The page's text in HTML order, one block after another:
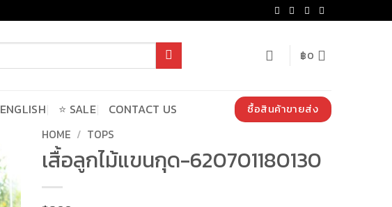
฿0
ENGLISH ⭐ SALE CONTACT US ซื้อสินค้าขายส่ง
HOME / TOPS
เสื้อลูกไม้แขนกุด-620701180130